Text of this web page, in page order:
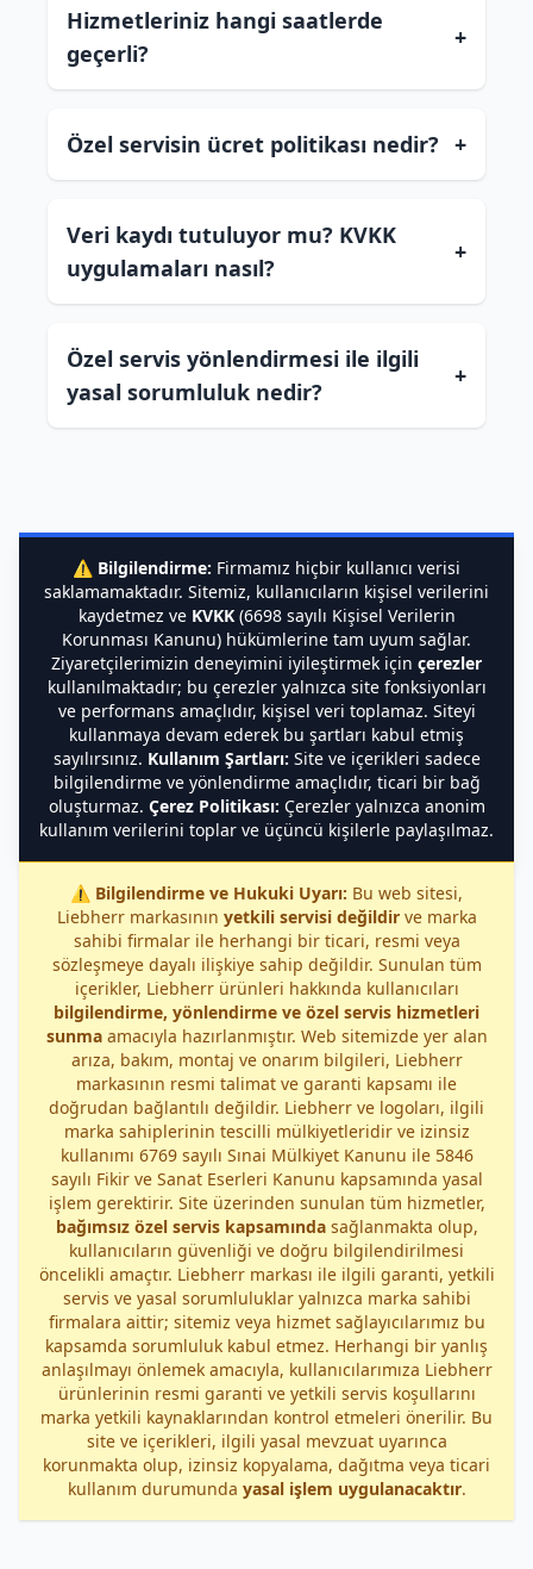
Hizmetleriniz hangi saatlerde
geçerli?
+
Özel servisin ücret politikası nedir? +
Veri kaydı tutuluyor mu? KVKK
uygulamaları nasıl?
+
Özel servis yönlendirmesi ile ilgili
yasal sorumluluk nedir?
+
⚠️ Bilgilendirme: Firmamız hiçbir kullanıcı verisi
saklamamaktadır. Sitemiz, kullanıcıların kişisel verilerini
kaydetmez ve KVKK(6698 sayılı Kişisel Verilerin
Korunması Kanunu) hükümlerine tam uyum sağlar.
Ziyaretçilerimizin deneyimini iyileştirmek için çerezler
kullanılmaktadır; bu çerezler yalnızca site fonksiyonları
ve performans amaçlıdır, kişisel veri toplamaz. Siteyi
kullanmaya devam ederek bu şartları kabul etmiş
sayılırsınız. Kullanım Şartları: Site ve içerikleri sadece
bilgilendirme ve yönlendirme amaçlıdır, ticari bir bağ
oluşturmaz. Çerez Politikası: Çerezler yalnızca anonim
kullanım verilerini toplar ve üçüncü kişilerle paylaşılmaz.
⚠️ Bilgilendirme ve Hukuki Uyarı: Bu web sitesi,
Liebherr markasının yetkili servisi değildirve marka
sahibi firmalar ile herhangi bir ticari, resmi veya
sözleşmeye dayalı ilişkiye sahip değildir. Sunulan tüm
içerikler, Liebherr ürünleri hakkında kullanıcıları
bilgilendirme, yönlendirme ve özel servis hizmetleri
sunmaamacıyla hazırlanmıştır. Web sitemizde yer alan
arıza, bakım, montaj ve onarım bilgileri, Liebherr
markasının resmi talimat ve garanti kapsamı ile
doğrudan bağlantılı değildir. Liebherr ve logoları, ilgili
marka sahiplerinin tescilli mülkiyetleridir ve izinsiz
kullanımı 6769 sayılı Sınai Mülkiyet Kanunu ile 5846
sayılı Fikir ve Sanat Eserleri Kanunu kapsamında yasal
işlem gerektirir. Site üzerinden sunulan tüm hizmetler,
bağımsız özel servis kapsamındasağlanmakta olup,
kullanıcıların güvenliği ve doğru bilgilendirilmesi
öncelikli amaçtır. Liebherr markası ile ilgili garanti, yetkili
servis ve yasal sorumluluklar yalnızca marka sahibi
firmalara aittir; sitemiz veya hizmet sağlayıcılarımız bu
kapsamda sorumluluk kabul etmez. Herhangi bir yanlış
anlaşılmayı önlemek amacıyla, kullanıcılarımıza Liebherr
ürünlerinin resmi garanti ve yetkili servis koşullarını
marka yetkili kaynaklarından kontrol etmeleri önerilir. Bu
site ve içerikleri, ilgili yasal mevzuat uyarınca
korunmakta olup, izinsiz kopyalama, dağıtma veya ticari
kullanım durumunda yasal işlem uygulanacaktır.